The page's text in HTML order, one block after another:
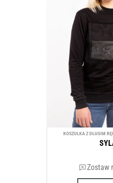
KOSZULKA Z DŁUGIM
Zostaw